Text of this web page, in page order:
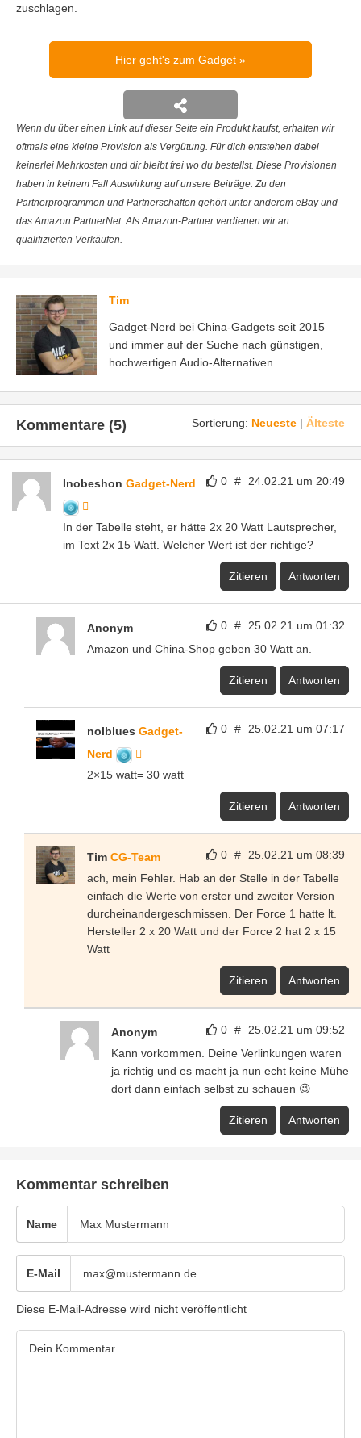
zuschlagen.
Hier geht's zum Gadget
Wenn du über einen Link auf dieser Seite ein Produkt kaufst, erhalten wir
oftmals eine kleine Provision als Vergütung. Für dich entstehen dabei
keinerlei Mehrkosten und dir bleibt frei wo du bestellst. Diese Provisionen
haben in keinem Fall Auswirkung auf unsere Beiträge. Zu den
Partnerprogrammen und Partnerschaften gehört unter anderem eBay und
das Amazon PartnerNet. Als Amazon-Partner verdienen wir an
qualifizierten Verkäufen.
Tim
Gadget-Nerd bei China-Gadgets seit 2015
und immer auf der Suche nach günstigen,
hochwertigen Audio-Alternativen.
Sortierung: Neueste | Älteste
Kommentare (5)
0 # 24.02.21 um 20:49
Inobeshon Gadget-Nerd
In der Tabelle steht, er hätte 2x 20 Watt Lautsprecher,
im Text 2x 15 Watt. Welcher Wert ist der richtige?
Zitieren Antworten
0 # 25.02.21 um 01:32
Anonym
Amazon und China-Shop geben 30 Watt an.
Zitieren Antworten
0 # 25.02.21 um 07:17
nolblues Gadget-
Nerd
2×15 watt= 30 watt
Zitieren Antworten
0 # 25.02.21 um 08:39
Tim CG-Team
ach, mein Fehler. Hab an der Stelle in der Tabelle
einfach die Werte von erster und zweiter Version
durcheinandergeschmissen. Der Force 1 hatte lt.
Hersteller 2 x 20 Watt und der Force 2 hat 2 x 15
Watt
Zitieren Antworten
0 # 25.02.21 um 09:52
Anonym
Kann vorkommen. Deine Verlinkungen waren
ja richtig und es macht ja nun echt keine Mühe
dort dann einfach selbst zu schauen 😉
Zitieren Antworten
Kommentar schreiben
Name
E-Mail
Diese E-Mail-Adresse wird nicht veröffentlicht